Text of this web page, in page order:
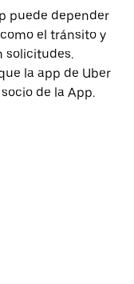
puede depender
el tránsito y
solicitudes.
la app de Uber
de la App.